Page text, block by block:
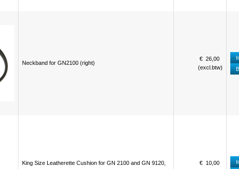
Neckband for GN2100 (right)
€ 26 ,00
(excl.btw)
King Size Leatherette Cushion for GN 2100 and GN 9120,
€ 10 ,00